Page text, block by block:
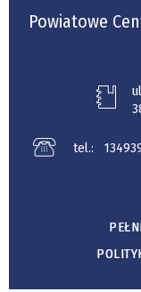
Powiatowe
tel.: